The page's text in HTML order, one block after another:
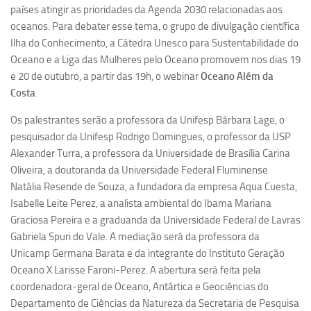
Ano Sabático
Daniel Domingues dos Santos
Programas Ano Sabático Encerrados
Cíntia Rosa Pereira de Lima
Evandro Eduardo Seron Ruiz
Fabiana Cristina Severi (FDRP)
Fernando de Lima Caneppele
Geciane Silveira Porto
Professor Sênior
Professores Seniores Encerrados
Institucional
Polo Ribeirão Preto
países atingir as prioridades da Agenda 2030 relacionadas aos
oceanos. Para debater esse tema, o grupo de divulgação científica
Ilha do Conhecimento, a Cátedra Unesco para Sustentabilidade do
Oceano e a Liga das Mulheres pelo Oceano promovem nos dias 19
e 20 de outubro, a partir das 19h, o webinarOceano Além da
Costa.
Os palestrantes serão a professora da Unifesp Bárbara Lage, o
pesquisador da Unifesp Rodrigo Domingues, o professor da USP
Alexander Turra, a professora da Universidade de Brasília Carina
Oliveira, a doutoranda da Universidade Federal Fluminense
Natália Resende de Souza, a fundadora da empresa Aqua Cuesta,
Isabelle Leite Perez, a analista ambiental do Ibama Mariana
Graciosa Pereira e a graduanda da Universidade Federal de Lavras
Gabriela Spuri do Vale. A mediação será da professora da
Unicamp Germana Barata e da integrante do Instituto Geração
Oceano X Larisse Faroni-Perez. A abertura será feita pela
coordenadora-geral de Oceano, Antártica e Geociências do
Departamento de Ciências da Natureza da Secretaria de Pesquisa